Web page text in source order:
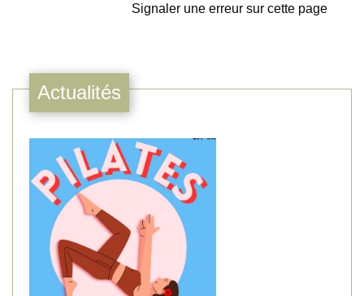
Signaler une erreur sur cette page
Actualités